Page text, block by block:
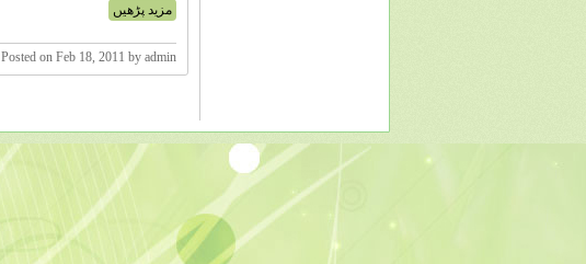
مزید پڑھیں
Posted on Feb 18, 2011 by admin